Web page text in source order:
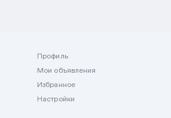
Профиль
Мои объявления
Избранное
Настройки